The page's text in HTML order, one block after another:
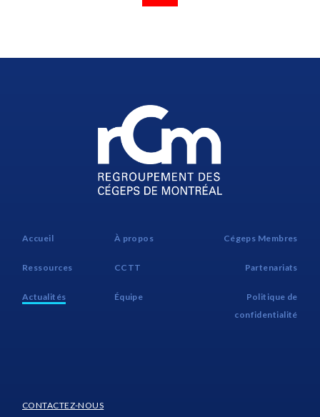
Accueil À propos Cégeps Membres
Ressources CCTT Partenariats
Actualités Équipe
Politique de
confidentialité
CONTACTEZ-NOUS